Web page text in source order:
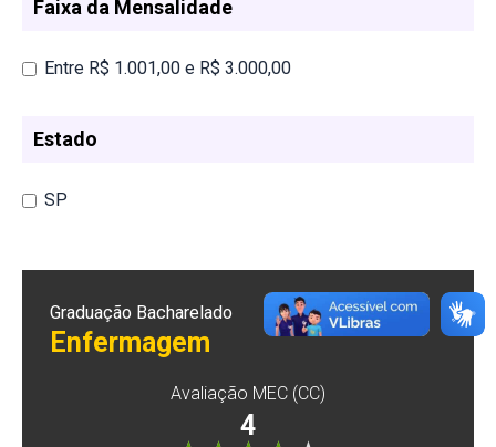
Faixa da Mensalidade
Entre R$ 1.001,00 e R$ 3.000,00
Estado
SP
Graduação Bacharelado
Enfermagem
Avaliação MEC (CC)
4